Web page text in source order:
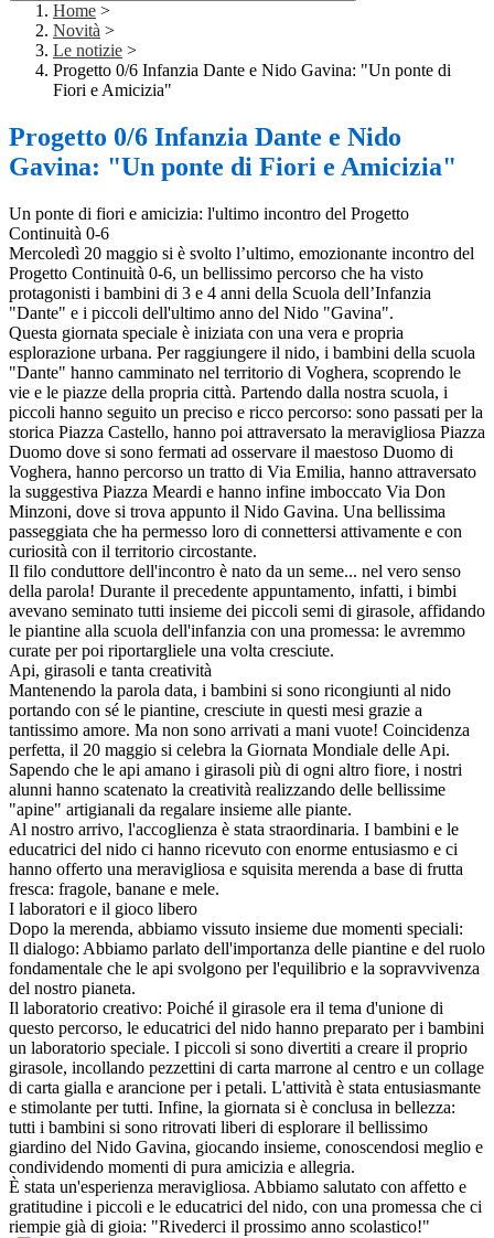
Home >
Novità >
Le notizie >
Progetto 0/6 Infanzia Dante e Nido Gavina: "Un ponte di
Fiori e Amicizia"
Progetto 0/6 Infanzia Dante e Nido
Gavina: "Un ponte di Fiori e Amicizia"
Un ponte di fiori e amicizia: l'ultimo incontro del Progetto
Continuità 0-6
​Mercoledì 20 maggio si è svolto l’ultimo, emozionante incontro del
Progetto Continuità 0-6, un bellissimo percorso che ha visto
protagonisti i bambini di 3 e 4 anni della Scuola dell’Infanzia
"Dante" e i piccoli dell'ultimo anno del Nido "Gavina".
​Questa giornata speciale è iniziata con una vera e propria
esplorazione urbana. Per raggiungere il nido, i bambini della scuola
"Dante" hanno camminato nel territorio di Voghera, scoprendo le
vie e le piazze della propria città. Partendo dalla nostra scuola, i
piccoli hanno seguito un preciso e ricco percorso: sono passati per la
storica Piazza Castello, hanno poi attraversato la meravigliosa Piazza
Duomo dove si sono fermati ad osservare il maestoso Duomo di
Voghera, hanno percorso un tratto di Via Emilia, hanno attraversato
la suggestiva Piazza Meardi e hanno infine imboccato Via Don
Minzoni, dove si trova appunto il Nido Gavina. Una bellissima
passeggiata che ha permesso loro di connettersi attivamente e con
curiosità con il territorio circostante.
​Il filo conduttore dell'incontro è nato da un seme... nel vero senso
della parola! Durante il precedente appuntamento, infatti, i bimbi
avevano seminato tutti insieme dei piccoli semi di girasole, affidando
le piantine alla scuola dell'infanzia con una promessa: le avremmo
curate per poi riportargliele una volta cresciute.
​Api, girasoli e tanta creatività
​Mantenendo la parola data, i bambini si sono ricongiunti al nido
portando con sé le piantine, cresciute in questi mesi grazie a
tantissimo amore. Ma non sono arrivati a mani vuote! Coincidenza
perfetta, il 20 maggio si celebra la Giornata Mondiale delle Api.
Sapendo che le api amano i girasoli più di ogni altro fiore, i nostri
alunni hanno scatenato la creatività realizzando delle bellissime
"apine" artigianali da regalare insieme alle piante.
​Al nostro arrivo, l'accoglienza è stata straordinaria. I bambini e le
educatrici del nido ci hanno ricevuto con enorme entusiasmo e ci
hanno offerto una meravigliosa e squisita merenda a base di frutta
fresca: fragole, banane e mele.
​I laboratori e il gioco libero
​Dopo la merenda, abbiamo vissuto insieme due momenti speciali:
​Il dialogo: Abbiamo parlato dell'importanza delle piantine e del ruolo
fondamentale che le api svolgono per l'equilibrio e la sopravvivenza
del nostro pianeta.
​Il laboratorio creativo: Poiché il girasole era il tema d'unione di
questo percorso, le educatrici del nido hanno preparato per i bambini
un laboratorio speciale. I piccoli si sono divertiti a creare il proprio
girasole, incollando pezzettini di carta marrone al centro e un collage
di carta gialla e arancione per i petali. L'attività è stata entusiasmante
e stimolante per tutti. Infine, la giornata si è conclusa in bellezza:
tutti i bambini si sono ritrovati liberi di esplorare il bellissimo
giardino del Nido Gavina, giocando insieme, conoscendosi meglio e
condividendo momenti di pura amicizia e allegria.
​È stata un'esperienza meravigliosa. Abbiamo salutato con affetto e
gratitudine i piccoli e le educatrici del nido, con una promessa che ci
riempie già di gioia: "Rivederci il prossimo anno scolastico!"